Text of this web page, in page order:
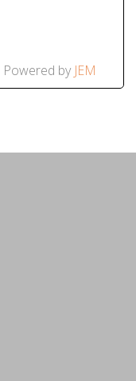
Powered by JEM